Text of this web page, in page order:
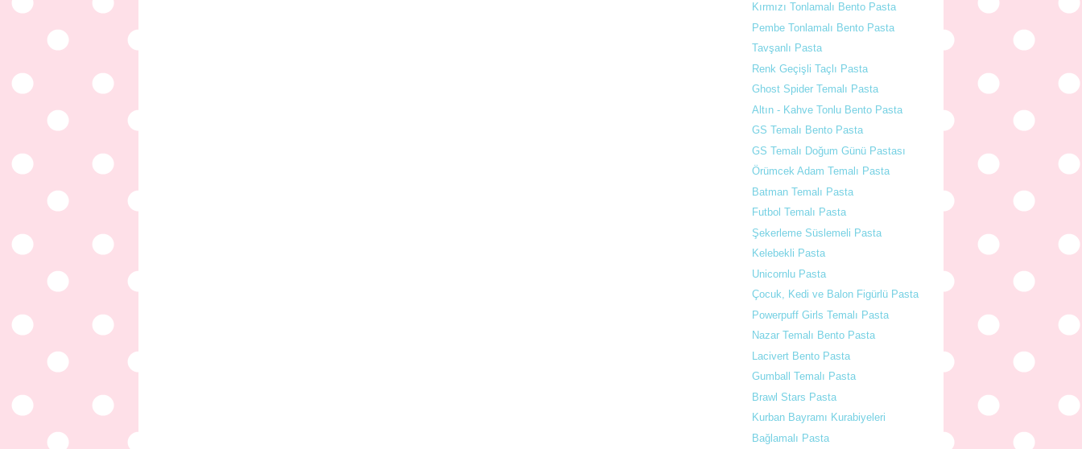
Kırmızı Tonlamalı Bento Pasta
Pembe Tonlamalı Bento Pasta
Tavşanlı Pasta
Renk Geçişli Taçlı Pasta
Ghost Spider Temalı Pasta
Altın - Kahve Tonlu Bento Pasta
GS Temalı Bento Pasta
GS Temalı Doğum Günü Pastası
Örümcek Adam Temalı Pasta
Batman Temalı Pasta
Futbol Temalı Pasta
Şekerleme Süslemeli Pasta
Kelebekli Pasta
Unicornlu Pasta
Çocuk, Kedi ve Balon Figürlü Pasta
Powerpuff Girls Temalı Pasta
Nazar Temalı Bento Pasta
Lacivert Bento Pasta
Gumball Temalı Pasta
Brawl Stars Pasta
Kurban Bayramı Kurabiyeleri
Bağlamalı Pasta